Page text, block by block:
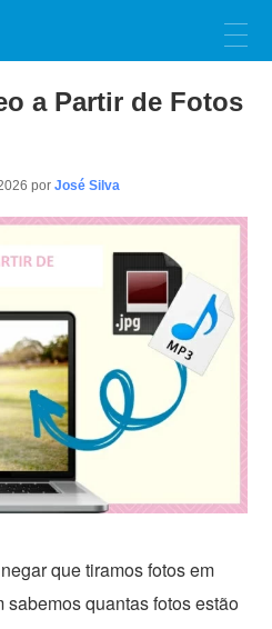
a Partir de Fotos
porJosé Silva
que tiramos fotos em
quantas fotos estão